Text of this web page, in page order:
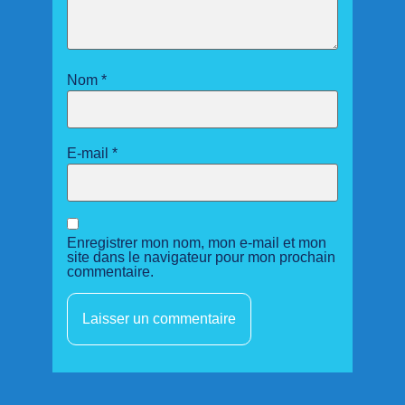
Nom *
E-mail *
Enregistrer mon nom, mon e-mail et mon
site dans le navigateur pour mon prochain
commentaire.